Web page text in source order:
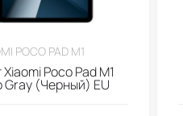
POCO PAD M1
Poco Pad M1
Gray (Черный) EU